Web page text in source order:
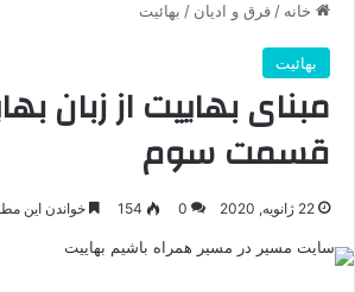
خانه /فرق و ادیان / بهائیت
بهائیت
مبنای بهاییت از زبان
قسمت سوم
22 ژانویه, 2020 0
154 خواندن این مطلب 1 دقیقه